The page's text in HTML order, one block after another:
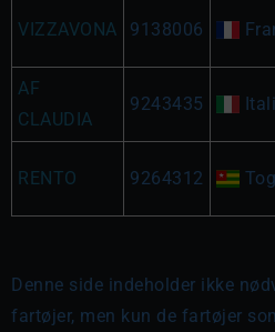
VIZZAVONA 9138006
AF
CLAUDIA
9243435
RENTO 9264312
Denne side indeholder ikke
fartøjer, men kun de fartøjer